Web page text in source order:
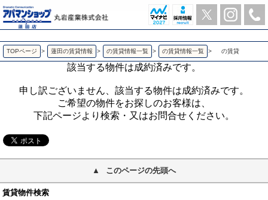
の賃貸 | アパマンショップ蓮田店-丸岩産業株式会社-
TOPページ > 蓮田の賃貸情報 > の賃貸情報一覧 > の賃貸情報一覧 > の賃貸
該当する物件は成約済みです。
申し訳ございません、該当する物件は成約済みです。
ご希望の物件をお探しのお客様は、
下記ページより検索・又はお問合せください。
このページの先頭へ
賃貸物件検索